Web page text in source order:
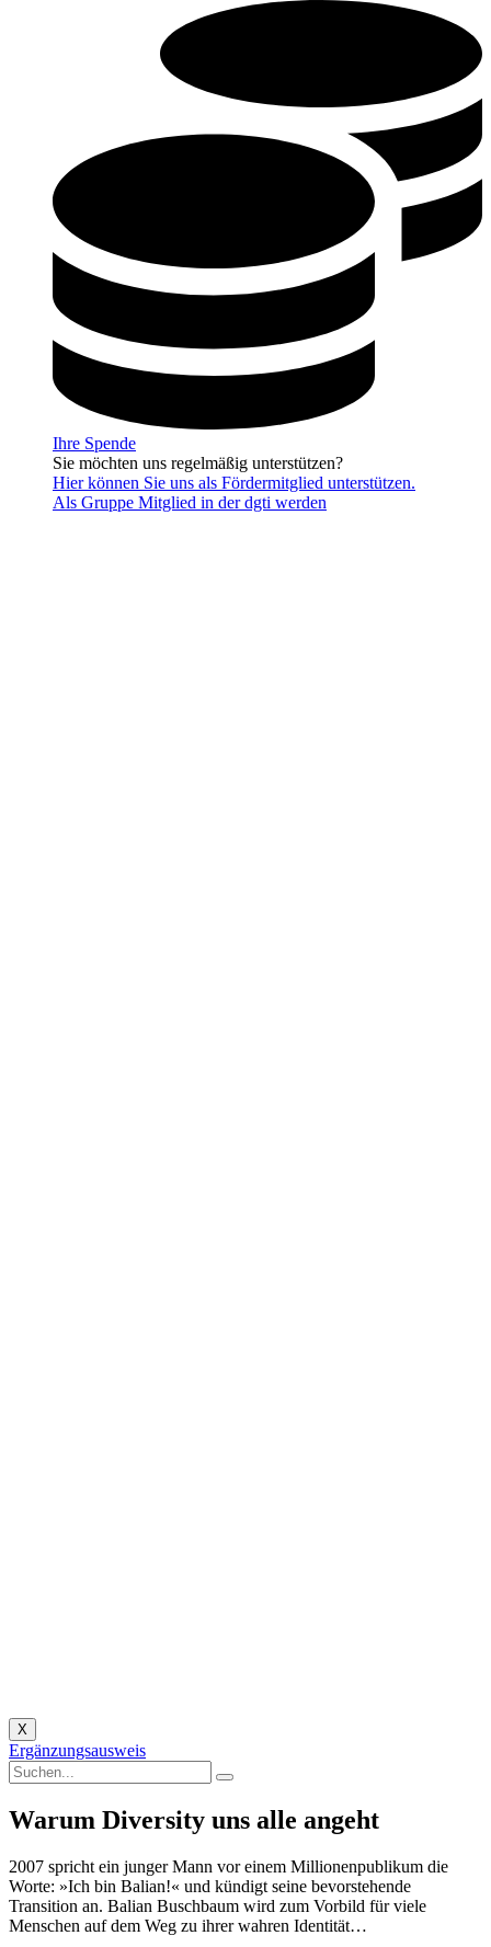
Ihre Spende
Sie möchten uns regelmäßig unterstützen?
Hier können Sie uns als Fördermitglied unterstützen.
Als Gruppe Mitglied in der dgti werden
X
Ergänzungsausweis
Warum Diversity uns alle angeht
2007 spricht ein junger Mann vor einem Millionenpublikum die
Worte: »Ich bin Balian!« und kündigt seine bevorstehende
Transition an. Balian Buschbaum wird zum Vorbild für viele
Menschen auf dem Weg zu ihrer wahren Identität…